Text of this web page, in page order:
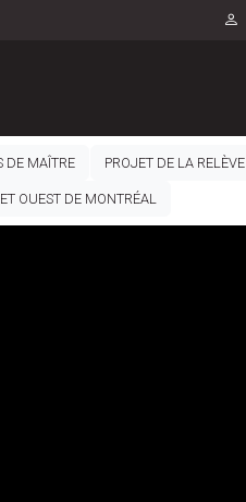
DE MAÎTRE PROJET DE LA RELÈVE
OUEST DE MONTRÉAL